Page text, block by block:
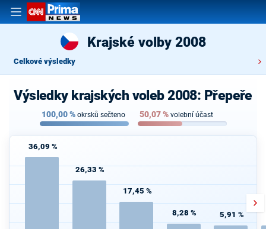
Krajské volby 2008
Celkové výsledky
Výsledky krajských voleb 2008: Přepeře
100,00% okrsků sečteno 50,07% volební účast
36,09 %
26,33 %
17,45 %
8,28 % 5,91 %